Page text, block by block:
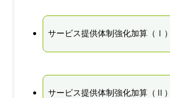
サービス提供体制強化加算（Ⅰ）
サービス提供体制強化加算（Ⅱ）